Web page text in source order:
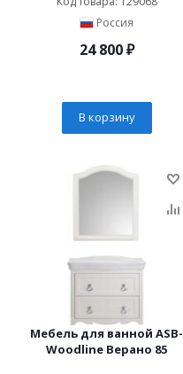
Россия
24 800₽
В корзину
Мебель для ванной ASB-
Woodline Верано 85